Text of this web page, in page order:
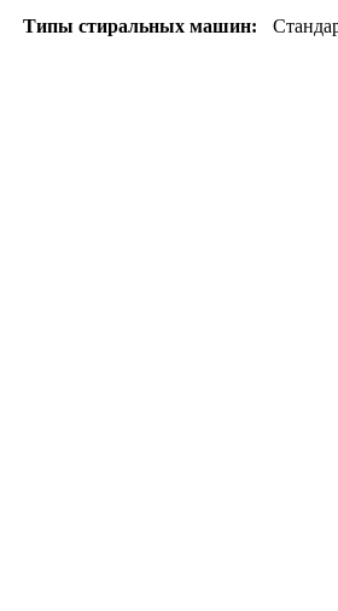
Типы стиральных машин: